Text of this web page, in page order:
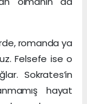
romanda ya
Felsefe ise o
Sokrates’in
hayat